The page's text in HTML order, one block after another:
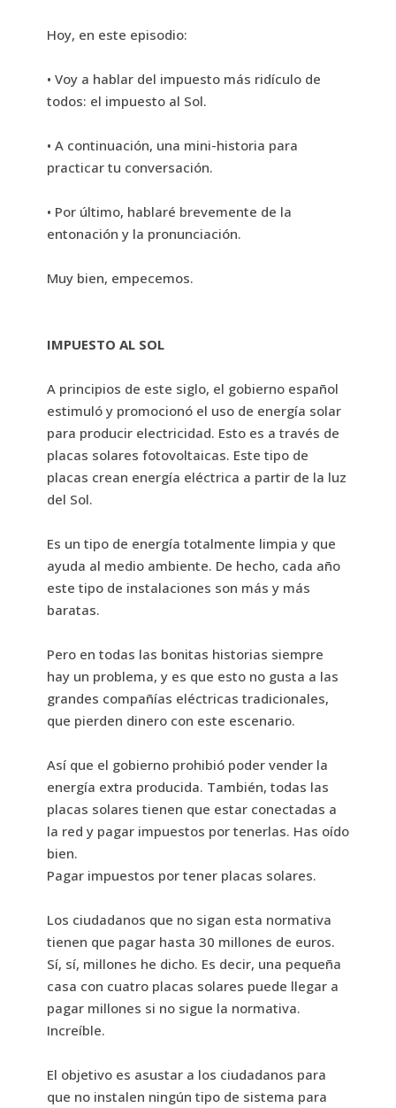
Hoy, en este episodio:
• Voy a hablar del impuesto más ridículo de
todos: el impuesto al Sol.
• A continuación, una mini-historia para
practicar tu conversación.
• Por último, hablaré brevemente de la
entonación y la pronunciación.
Muy bien, empecemos.
IMPUESTO AL SOL
A principios de este siglo, el gobierno español
estimuló y promocionó el uso de energía solar
para producir electricidad. Esto es a través de
placas solares fotovoltaicas. Este tipo de
placas crean energía eléctrica a partir de la luz
del Sol.
Es un tipo de energía totalmente limpia y que
ayuda al medio ambiente. De hecho, cada año
este tipo de instalaciones son más y más
baratas.
Pero en todas las bonitas historias siempre
hay un problema, y es que esto no gusta a las
grandes compañías eléctricas tradicionales,
que pierden dinero con este escenario.
Así que el gobierno prohibió poder vender la
energía extra producida. También, todas las
placas solares tienen que estar conectadas a
la red y pagar impuestos por tenerlas. Has oído
bien.
Pagar impuestos por tener placas solares.
Los ciudadanos que no sigan esta normativa
tienen que pagar hasta 30 millones de euros.
Sí, sí, millones he dicho. Es decir, una pequeña
casa con cuatro placas solares puede llegar a
pagar millones si no sigue la normativa.
Increíble.
El objetivo es asustar a los ciudadanos para
que no instalen ningún tipo de sistema para